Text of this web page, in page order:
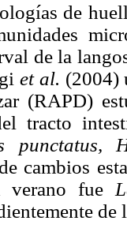
de
de la
et al. (2004)
(RAPD)
tracto
punctatus,
cambios
verano fue
de